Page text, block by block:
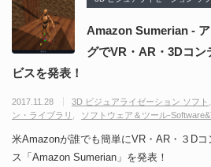
CGMatter
Amazon Sumerian -
グでVR・AR・3Dコ
ビスを発表！
2017.11.28 3D ビジュアライゼーション ソフト
ン・ライブラリ
ソフトウェア＆ツール-
米Amazonが誰でも簡単にVR・AR・３D
ス「Amazon Sumerian」を発表！